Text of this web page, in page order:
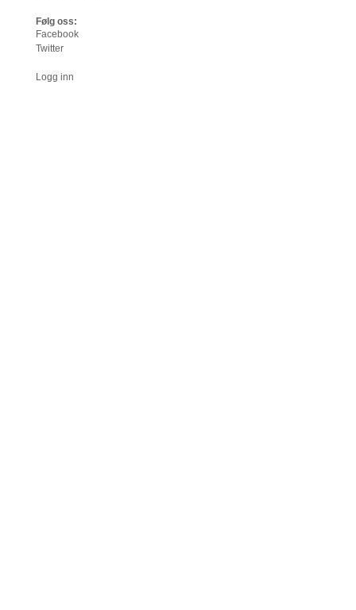
Følg oss:
Facebook
Twitter
Logg inn